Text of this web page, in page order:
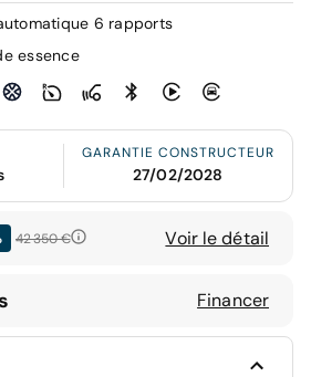
6 rapports
essence
GARANTIE CONSTRUCTEUR
27/02/2028
42 350 € Voir le détail
Financer